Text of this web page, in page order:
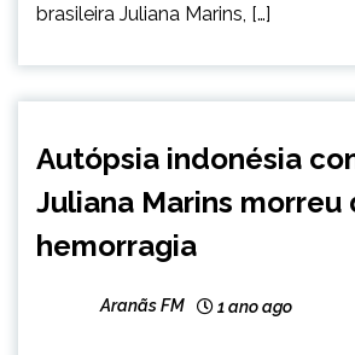
brasileira Juliana Marins, […]
NOTÍCIAS
Autópsia indonésia
Juliana Marins morreu
hemorragia
Aranãs FM 1 ano ago